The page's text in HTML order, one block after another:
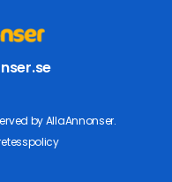
by AllaAnnonser.